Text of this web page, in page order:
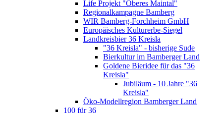
Life Projekt "Oberes Maintal"
Regionalkampagne Bamberg
WIR Bamberg-Forchheim GmbH
Europäisches Kulturerbe-Siegel
Landkreisbier 36 Kreisla
"36 Kreisla" - bisherige Sude
Bierkultur im Bamberger Land
Goldene Bieridee für das "36
Kreisla"
Jubiläum - 10 Jahre "36
Kreisla"
Öko-Modellregion Bamberger Land
100 für 36